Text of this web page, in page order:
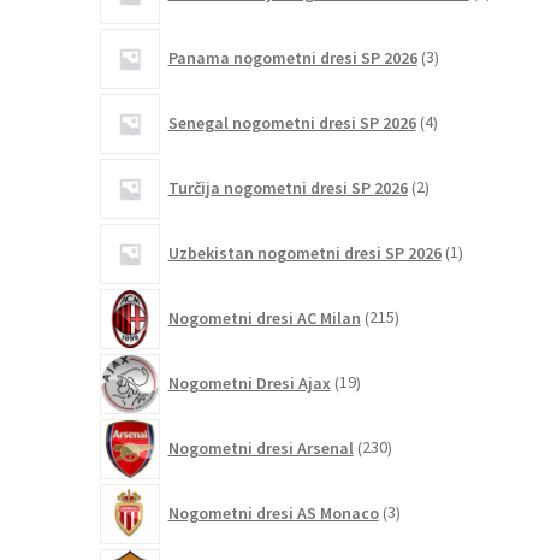
Panama nogometni dresi SP 2026 3izdelki
Senegal nogometni dresi SP 2026 4izdelki
Turčija nogometni dresi SP 2026 2izdelka
Uzbekistan nogometni dresi SP 2026 1izdelek
Nogometni dresi AC Milan 215izdelkov
Nogometni Dresi Ajax 19izdelkov
Nogometni dresi Arsenal 230izdelkov
Nogometni dresi AS Monaco 3izdelki